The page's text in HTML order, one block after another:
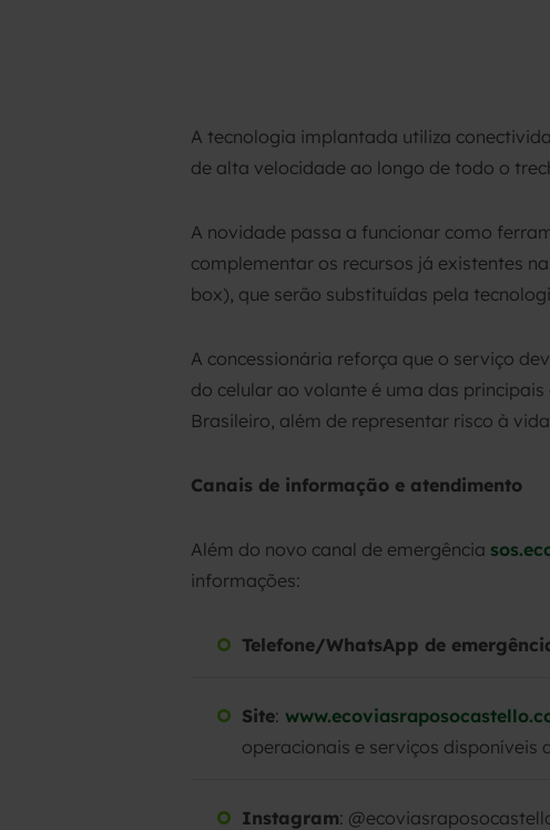
A tecnologia implantada utiliza
de alta velocidade ao longo de todo o
A novidade passa a funcionar como
complementar os recursos já existentes
box), que serão substituídas pela
A concessionária reforça que o serviço
do celular ao volante é uma das
Brasileiro, além de representar risco à
Canais de informação e atendimento
Além do novo canal de emergência
informações:
Telefone/WhatsApp de
Site:
operacionais e serviços disponíveis
Instagram: